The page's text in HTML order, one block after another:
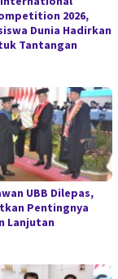
2026,
Dunia Hadirkan
Tantangan
UBB Dilepas,
Pentingnya
Lanjutan